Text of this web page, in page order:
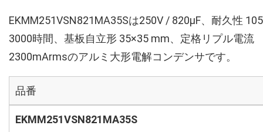
EKMM251VSN821MA35Sは250V / 820µF、耐久性
3000時間、基板自立形 35×35 mm、定格リプル電流
2300mArmsのアルミ大形電解コンデンサです。
品番
EKMM251VSN821MA35S